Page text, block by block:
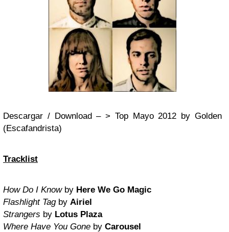
Descargar / Download – > Top Mayo 2012 by Golden
(Escafandrista)
Tracklist
How Do I Knowby Here We Go Magic
Flashlight Tagby Airiel
Strangers by Lotus Plaza
Where Have You Gone by Carousel